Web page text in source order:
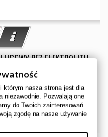
BEZ ELEKTROLITU
L
zł
którym nasza strona jest dla
niezawodnie. Pozwalają one
do Twoich zainteresowań.
zgodę na nasze używanie